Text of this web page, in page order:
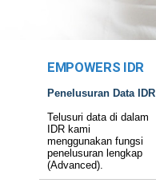
EMPOWERS IDR
Penelusuran Data IDR
Telusuri data di dalam
IDR kami
menggunakan fungsi
penelusuran lengkap
(Advanced).